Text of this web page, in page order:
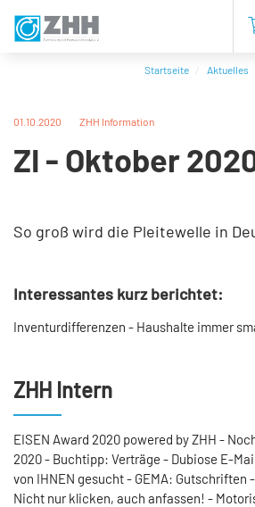
zum
zum
zur
zum
Startseite Aktuelles
01.10.2020 ZHH Information
ZI - Oktober
So groß wird die Pleitewelle in
Interessantes kurz berichtet:
Inventurdifferenzen - Haushalte immer
ZHH Intern
EISEN Award 2020 powered by ZHH -
2020 - Buchtipp: Verträge - Dubiose E-
von IHNEN gesucht - GEMA: Gutschriften
Nicht nur klicken, auch anfassen! -